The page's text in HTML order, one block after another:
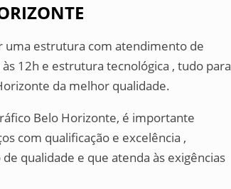
uma estrutura com atendimento de
12h e estrutura tecnológica , tudo para
da melhor qualidade.
Belo Horizonte, é importante
com qualificação e excelência ,
qualidade e que atenda às exigências